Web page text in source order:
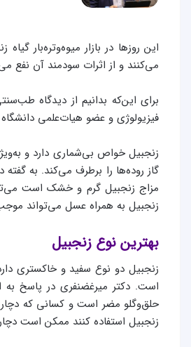
این روزها در بازار میوه‌وتره‌بار
می‌کنند و از اثرات سودمند آن نفع
برای این‌که بدانیم از دیدگاه
فیزیولوژی و عضو هیات‌علمی
زنجبیل خواص بی‌شماری دارد و
گاز روده‌ها را برطرف می‌کند. به
مزاج زنجبیل گرم و خشک است
زنجبیل به همراه عسل می‌تواند
بهترین نوع زنجبیل
زنجبیل دو نوع سفید و خاکستری
است. دکتر میرغضنفری در پاسخ به
حلق‌وگلو مضر است و کسانی که دچار
زنجبیل استفاده کنند ممکن است